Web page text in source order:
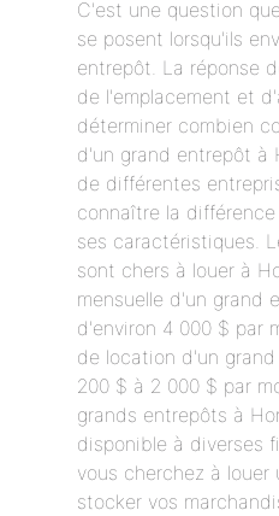
C'est une question
se posent lorsqu'ils
entrepôt. La réponse
de l'emplacement et
déterminer combien
d'un grand entrepôt à
de différentes
connaître la
ses caractéristiques.
sont chers à louer à
mensuelle d'un grand
d'environ 4 000 $ par
de location d'un
200 $ à 2 000 $ par
grands entrepôts à
disponible à diverses
vous cherchez à louer
stocker vos